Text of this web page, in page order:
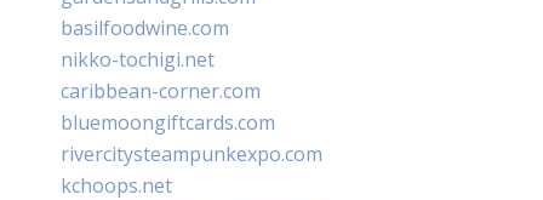
basilfoodwine.com
nikko-tochigi.net
caribbean-corner.com
bluemoongiftcards.com
rivercitysteampunkexpo.com
kchoops.net